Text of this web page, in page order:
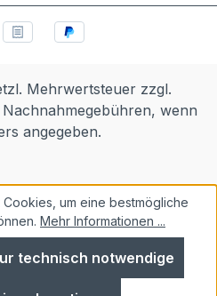
Mehrwertsteuer zzgl.
Nachnahmegebühren, wenn
angegeben.
um eine bestmögliche
Mehr Informationen ...
technisch notwendige